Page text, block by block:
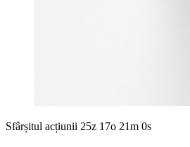
Sfârșitul acțiunii 25z 17o 20m 58s